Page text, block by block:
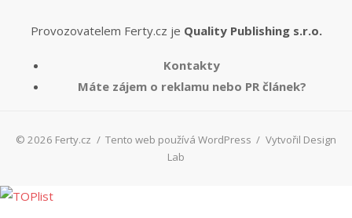
Provozovatelem Ferty.cz je Quality Publishing s.r.o.
Kontakty
Máte zájem o reklamu nebo PR článek?
© 2026 Ferty.cz / Tento web používá WordPress / Vytvořil Design
Lab